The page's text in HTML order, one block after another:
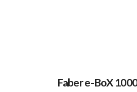
Faber e-BoX